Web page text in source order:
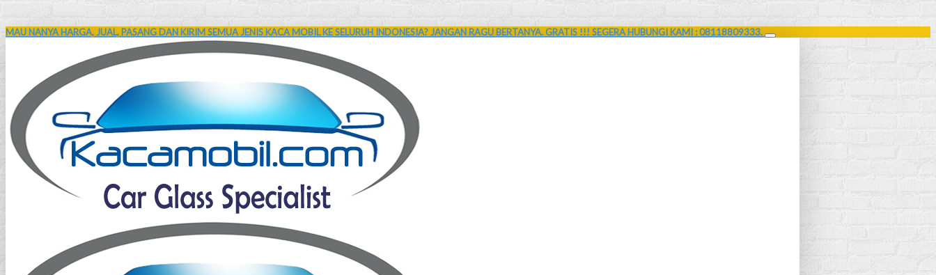
MAU NANYA HARGA, JUAL, PASANG DAN KIRIM SEMUA JENIS KACA MOBIL KE SELURUH INDONESIA? JANGAN RAGU BERTANYA. GRATIS !!! SEGERA HUBUNGI KAMI : 08118809333.